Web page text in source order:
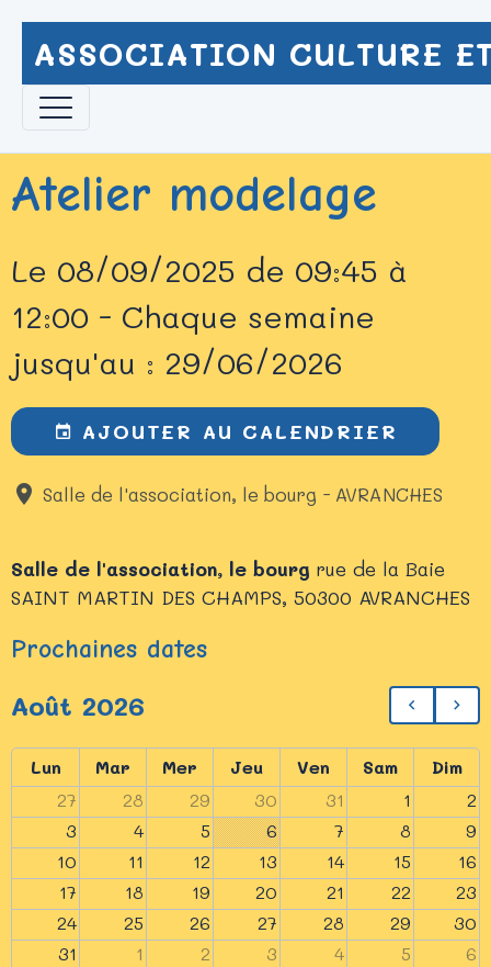
ASSOCIATION CULTURE
Atelier modelage
Le 08/09/2025 de 09:45 à
12:00 - Chaque semaine
jusqu'au : 29/06/2026
AJOUTER AU CALENDRIER
Salle de l'association, le bourg - AVRANCHES
Salle de l'association, le bourg rue de la Baie
SAINT MARTIN DES CHAMPS, 50300 AVRANCHES
Prochaines dates
Août 2026
Lun Mar Mer Jeu Ven Sam
Dim
27
28 29 30 31 1
2
3
4 5 6 7 8
9
10
11 12 13 14 15
16
17
18 19 20 21 22
23
24
25 26 27 28 29
30
31
1 2 3 4 5 6